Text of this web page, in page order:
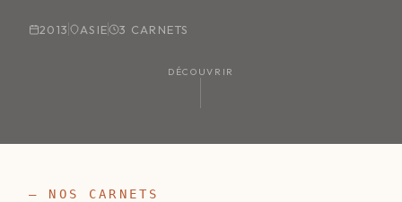
2013 ASIE 3 CARNETS
DÉCOUVRIR
— NOS CARNETS